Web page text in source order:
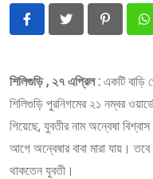
Pinterest
শিলিগুড়ি , ২৭ এপ্রিল : একটি বাড়ি
শিলিগুড়ি পুরনিগমের ২১ নম্বর
গিয়েছে, যুবতীর নাম অন্বেষা
আগে অন্বেষার বাবা মারা যায়।
থাকতেন যুবতী।